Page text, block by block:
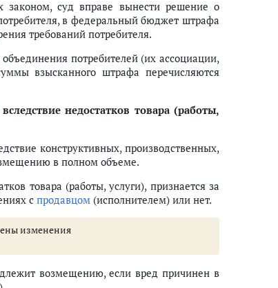
законом, суд вправе вынести решение о
в федеральный бюджет штрафа
требований потребителя.
потребителей (их ассоциации,
взысканного штрафа перечисляются
недостатков товара (работы,
конструктивных, производственных,
в полном объеме.
товара (работы, услуги), признается за
с продавцом (исполнителем) или нет.
изменения
возмещению, если вред причинен в